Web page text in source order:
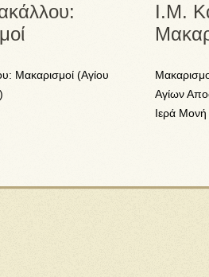
Μακαρισμοί (Αγίου
I.M.
Αγίων
Ιερά